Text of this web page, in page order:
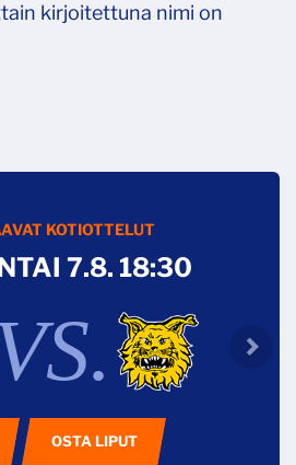
kirjoitettuna nimi on
KOTIOTTELUT
7.8. 18:30
OSTA LIPUT